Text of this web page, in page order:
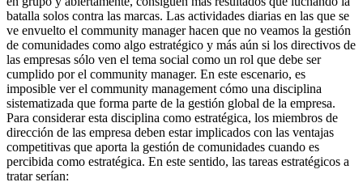
batalla solos contra las marcas. Las actividades diarias en las que se
ve envuelto el community manager hacen que no veamos la gestión
de comunidades como algo estratégico y más aún si los directivos de
las empresas sólo ven el tema social como un rol que debe ser
cumplido por el community manager. En este escenario, es
imposible ver el community management cómo una disciplina
sistematizada que forma parte de la gestión global de la empresa.
Para considerar esta disciplina como estratégica, los miembros de
dirección de las empresa deben estar implicados con las ventajas
competitivas que aporta la gestión de comunidades cuando es
percibida como estratégica. En este sentido, las tareas estratégicos a
tratar serían: